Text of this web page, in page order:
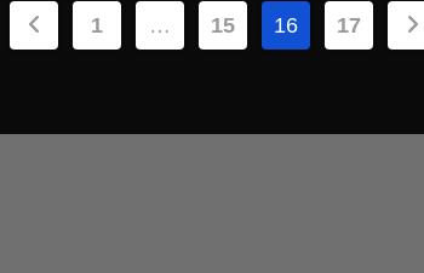
Seitennummerierung
Beiträge
1 … 15 16 17